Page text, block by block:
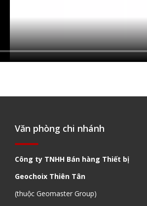
Văn phòng chi nhánh
Công ty TNHH Bán hàng Thiết bị
Geochoix Thiên Tân
(thuộc Geomaster Group)